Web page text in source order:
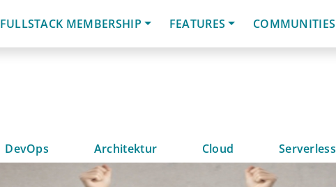
FULLSTACK MEMBERSHIP FEATURES COMMUNITIES
DevOps Architektur Cloud Serverless